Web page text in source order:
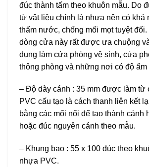
đúc thành tấm theo khuôn mẫu. Do
từ vật liệu chính là nhựa nên có khả
thấm nước, chống mối mọt tuyệt đối.
dòng cửa này rất được ưa chuộng
dụng làm cửa phòng vệ sinh, cửa
thông phòng và những nơi có độ
– Độ dày cánh : 35 mm được làm từ
PVC cấu tạo là cách thanh liên kết
bằng các mối nối để tạo thành cánh
hoặc đúc nguyên cánh theo mẫu.
– Khung bao : 55 x 100 đúc theo
nhựa PVC.